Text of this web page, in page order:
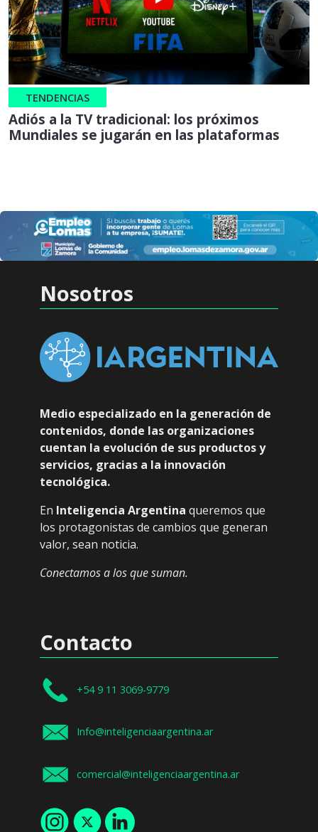
TENDENCIAS
Adiós a la TV tradicional: los próximos
Mundiales se jugarán en las plataformas
Nosotros
Medio especializado en la generación de
contenidos, donde las organizaciones
cuentan la evolución de sus productos y
servicios, gracias a la innovación
tecnológica.
En Inteligencia Argentina queremos que
los protagonistas de cambios que generan
valor, sean noticia.
Conectamos a los que suman.
Contacto
+54 9 11 3069-9779
Info@inteligenciaargentina.ar
comercial@inteligenciaargentina.ar